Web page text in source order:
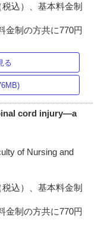
込）、基本料金制
金制の方共に770円
る
cord injury―a
of Nursing and
込）、基本料金制
金制の方共に770円